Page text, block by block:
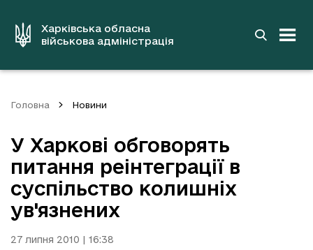
вмістуХарківська обласна
військова адміністрація
Головна Новини
У Харкові обговорять
питання реінтеграції в
суспільство колишніх
ув'язнених
27 липня 2010 | 16:38